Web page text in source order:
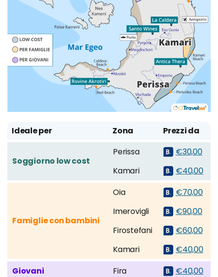
Ideale per Zona Prezzi da
Soggiorno low cost
Perissa
€30,00
Kamari
€40,00
Famiglie con bambini
Oia
€70,00
Imerovigli
€90,00
Firostefani
€60,00
Kamari
€40,00
Giovani
Fira €40,00